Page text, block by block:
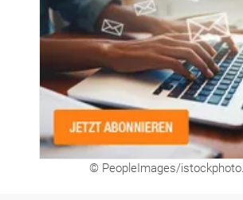
© PeopleImages/